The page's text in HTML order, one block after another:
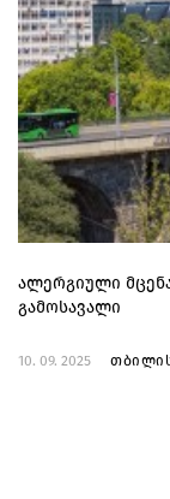
ალერგიული
გამოსავალი
10. 09. 2025